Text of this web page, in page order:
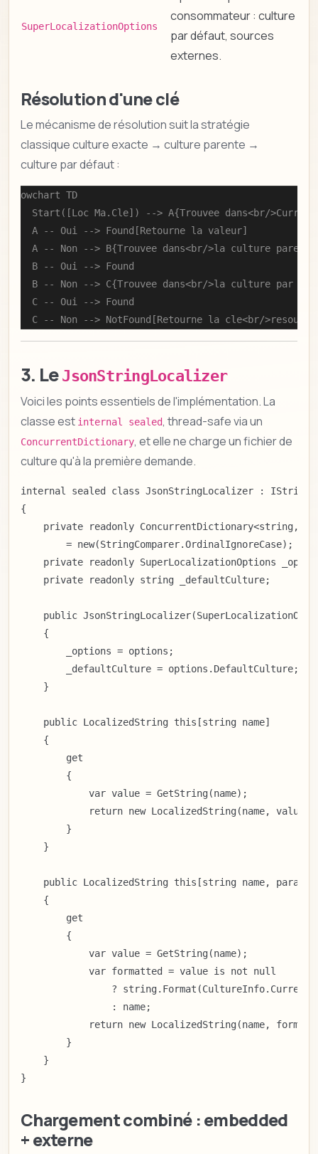
SuperLocalizationOptions
consommateur : culture
par défaut, sources
externes.
Résolution d'une clé
Le mécanisme de résolution suit la stratégie
classique culture exacte → culture parente →
culture par défaut :
flowchart TD
Start([Loc Ma.Cle]) --> A{Trouvee dans<br/
    A -- Oui --> Found[Retourne la valeur]
A -- Non --> B{Trouvee dans<br/>la culture
    B -- Oui --> Found
B -- Non --> C{Trouvee dans<br/>la culture par
    C -- Oui --> Found
C -- Non --> NotFound[Retourne la cle<br/
3. Le JsonStringLocalizer
Voici les points essentiels de l'implémentation. La
classe est internal sealed, thread-safe via un
ConcurrentDictionary, et elle ne charge un fichier de
culture qu'à la première demande.
internal sealed class JsonStringLocalizer :
{
private readonly ConcurrentDictionary<string,
        = new(StringComparer.OrdinalIgnoreCase);
private readonly SuperLocalizationOptions
    private readonly string _defaultCulture;
public
    {
        _options = options;
        _defaultCulture = options.DefaultCulture;
    }
    public LocalizedString this[string name]
    {
        get
        {
            var value = GetString(name);
return new LocalizedString(name, value
        }
    }
public LocalizedString this[string name, params
    {
        get
        {
            var value = GetString(name);
            var formatted = value is not null
?
                : name;
return new LocalizedString(name,
        }
    }
}
Chargement combiné : embedded
+ externe